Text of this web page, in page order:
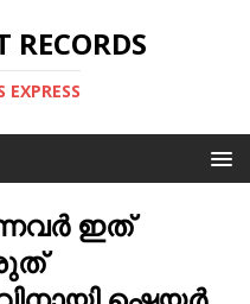
EXPRESS
ഇത്